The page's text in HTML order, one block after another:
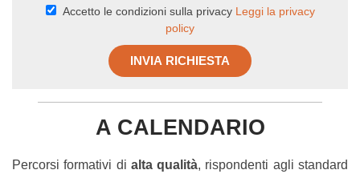
Accetto le condizioni sulla privacy Leggi la privacy
policy
INVIA RICHIESTA
A CALENDARIO
Percorsi formativi di alta qualità, rispondenti agli standard